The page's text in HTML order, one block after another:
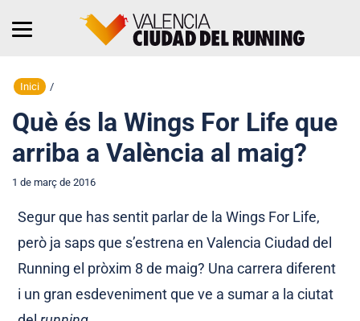
Inici /
Què és la Wings For Life que
arriba a València al maig?
1 de març de 2016
Segur que has sentit parlar de la Wings For Life,
però ja saps que s’estrena en Valencia Ciudad del
Running el pròxim 8 de maig? Una carrera diferent
i un gran esdeveniment que ve a sumar a la ciutat